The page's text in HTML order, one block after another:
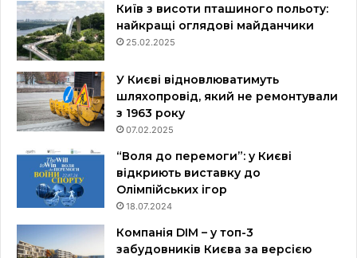
Київ з висоти пташиного польоту:
найкращі оглядові майданчики
25.02.2025
У Києві відновлюватимуть
шляхопровід, який не ремонтували
з 1963 року
07.02.2025
“Воля до перемоги”: у Києві
відкриють виставку до
Олімпійських ігор
18.07.2024
Компанія DIM – у топ-3
забудовників Києва за версією